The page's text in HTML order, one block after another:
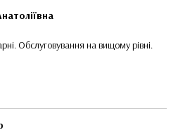
Обслуговування на вищому рівні.